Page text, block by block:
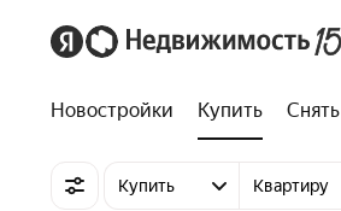
Новостройки Купить Снять
Купить Квартиру